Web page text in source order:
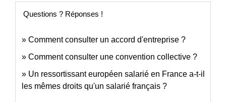
Questions ? Réponses !
Comment consulter un accord d'entreprise ?
Comment consulter une convention collective ?
Un ressortissant européen salarié en France a-t-il
les mêmes droits qu'un salarié français ?